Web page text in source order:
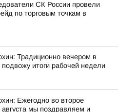
СК России провели
по торговым точкам в
Традиционно вечером в
подвожу итоги рабочей недели
Ежегодно во второе
августа мы поздравляем и